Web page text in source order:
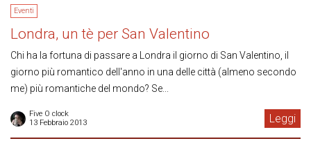
Eventi
Londra, un tè per San Valentino
Chi ha la fortuna di passare a Londra il giorno di San Valentino, il
giorno più romantico dell'anno in una delle città (almeno secondo
me) più romantiche del mondo? Se...
Five O clock
13 Febbraio 2013
Leggi